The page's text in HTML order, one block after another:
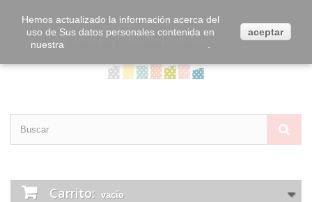
Carrito: vacío
Hemos actualizado la información acerca del
uso de Sus datos personales contenida en
nuestra
aceptar